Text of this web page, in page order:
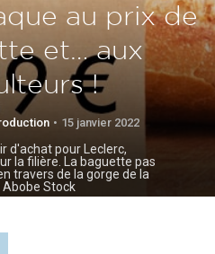
au prix de
et… aux
!
15 janvier 2022
d'achat pour Leclerc,
la filière. La baguette pas
travers de la gorge de la
Stock